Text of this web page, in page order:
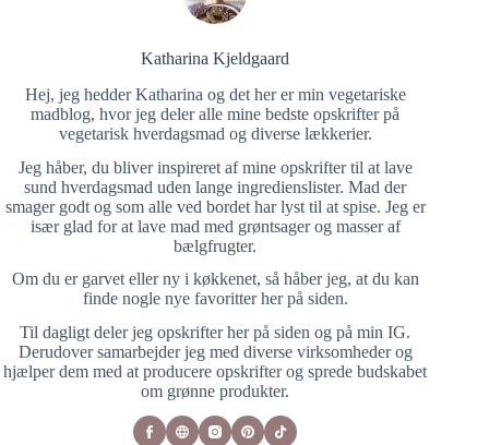
Katharina Kjeldgaard
Hej, jeg hedder Katharina og det her er min vegetariske
madblog, hvor jeg deler alle mine bedste opskrifter på
vegetarisk hverdagsmad og diverse lækkerier.
Jeg håber, du bliver inspireret af mine opskrifter til at lave
sund hverdagsmad uden lange ingredienslister. Mad der
smager godt og som alle ved bordet har lyst til at spise. Jeg er
især glad for at lave mad med grøntsager og masser af
bælgfrugter.
Om du er garvet eller ny i køkkenet, så håber jeg, at du kan
finde nogle nye favoritter her på siden.
Til dagligt deler jeg opskrifter her på siden og på min IG.
Derudover samarbejder jeg med diverse virksomheder og
hjælper dem med at producere opskrifter og sprede budskabet
om grønne produkter.